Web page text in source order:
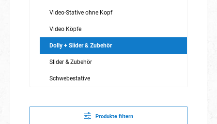
Video-Stative ohne Kopf
Video Köpfe
Dolly + Slider & Zubehör
Slider & Zubehör
Schwebestative
Produkte filtern